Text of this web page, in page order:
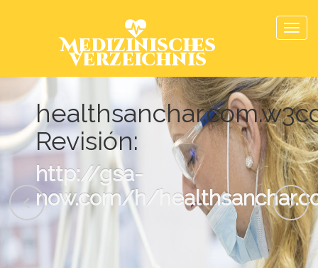
Medizinisches
Verzeichnis
Revisión:
http://gsa-
now.com/h/